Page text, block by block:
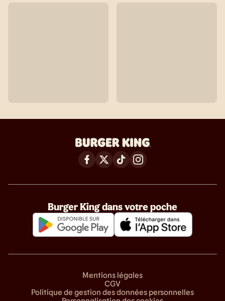
Burger King dans votre poche
Mentions légales
CGV
Politique de gestion des données personnelles